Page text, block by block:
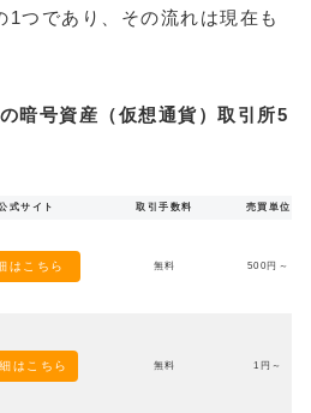
1つであり、その流れは現在も
暗号資産（仮想通貨）取引所5
式サイト 取引手数料 売買単位
はこちら 無料 500円～
はこちら 無料 1円～